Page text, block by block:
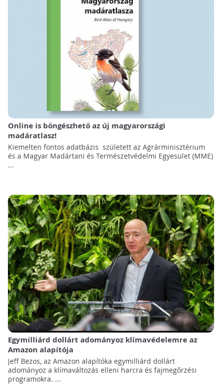
Online is böngészhető az új magyarországi
madáratlasz!
Kiemelten fontos adatbázis született az Agrárminisztérium
és a Magyar Madártani és Természetvédelmi Egyesület (MME)
...
Egymilliárd dollárt adományoz klímavédelemre az
Amazon alapítója
Jeff Bezos, az Amazon alapítóka egymilliárd dollárt
adományoz a klímaváltozás elleni harcra és fajmegőrzési
programokra. ...